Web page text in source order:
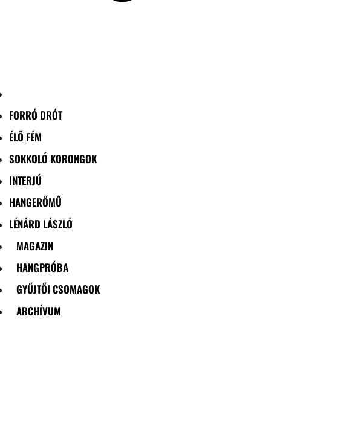
FORRÓ DRÓT
ÉLŐ FÉM
SOKKOLÓ KORONGOK
INTERJÚ
HANGERŐMŰ
LÉNÁRD LÁSZLÓ
MAGAZIN
HANGPRÓBA
GYŰJTŐI CSOMAGOK
ARCHÍVUM